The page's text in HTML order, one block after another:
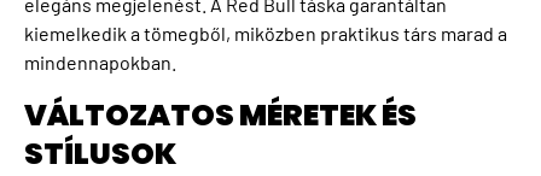
kiemelkedik a tömegből, miközben praktikus társ marad a
mindennapokban.
VÁLTOZATOS MÉRETEK ÉS
STÍLUSOK